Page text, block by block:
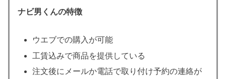
ナビ男くんの特徴
ウエブでの購入が可能
工賃込みで商品を提供している
注文後にメールか電話で取り付け予約の連絡が